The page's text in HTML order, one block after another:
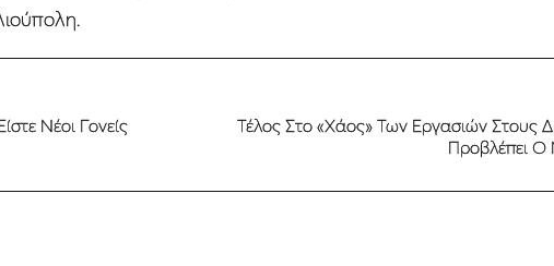
Νέοι Γονείς
Τέλος Στο «Χάος» Των Εργασιών Στους
Προβλέπει Ο